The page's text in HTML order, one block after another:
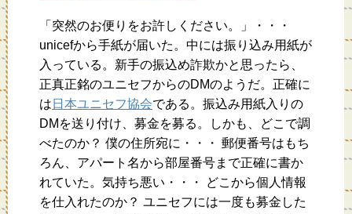
「突然のお便りをお許しください。」・・・
unicefから手紙が届いた。中には振り込み用紙が
入っている。新手の振込め詐欺かと思ったら、
正真正銘のユニセフからのDMのようだ。正確に
は 日本ユニセフ協会である。振込み用紙入りの
DMを送り付け、募金を募る。しかも、どこで調
べたのか？ 僕の住所宛に・・・ 郵便番号はもち
ろん、アパート名から部屋番号まで正確に書か
れていた。気持ち悪い・・・ どこから個人情報
を仕入れたのか？ ユニセフには一度も募金した